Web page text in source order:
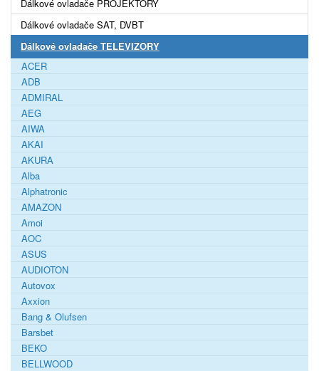
Dálkové ovladače PROJEKTORY
Dálkové ovladače SAT, DVBT
Dálkové ovladače TELEVIZORY
ACER
ADB
ADMIRAL
AEG
AIWA
AKAI
AKURA
Alba
Alphatronic
AMAZON
Amoi
AOC
ASUS
AUDIOTON
Autovox
Axxion
Bang & Olufsen
Barsbet
BEKO
BELLWOOD